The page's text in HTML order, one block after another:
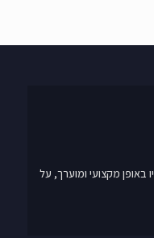
באופן מקצועי ומוערך, על